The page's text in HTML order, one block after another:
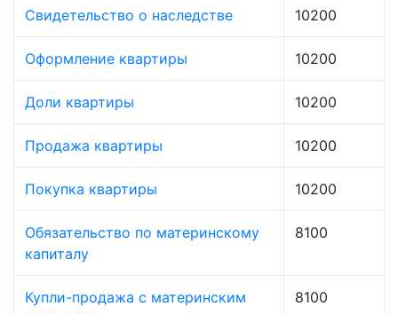
Свидетельство о наследстве 10200
Оформление квартиры 10200
Доли квартиры 10200
Продажа квартиры 10200
Покупка квартиры 10200
Обязательство по материнскому
капиталу
8100
Купли-продажа с материнским
8100